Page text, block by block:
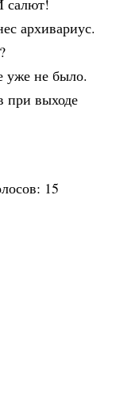
салют!
архивариус.
уже не было.
при выходе
15